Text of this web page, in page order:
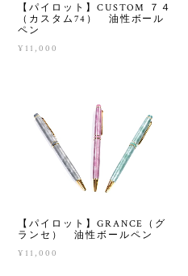
【パイロット】CUSTOM ７４
（カスタム74） 油性ボール
ペン
¥11,000
【パイロット】GRANCE（グ
ランセ） 油性ボールペン
¥11,000